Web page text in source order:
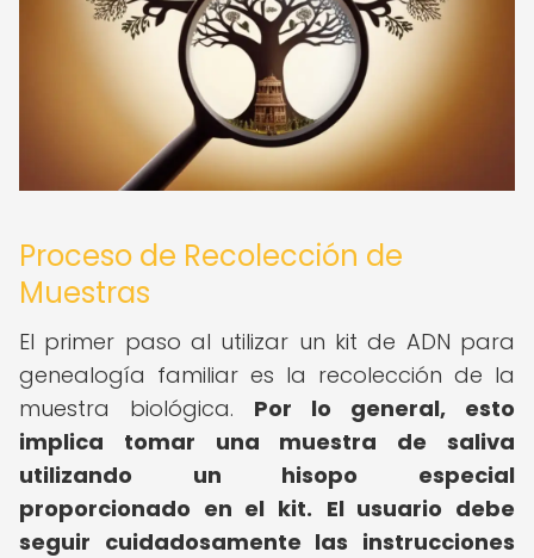
Proceso de Recolección de
Muestras
El primer paso al utilizar un kit de ADN para
genealogía familiar es la recolección de la
muestra biológica. Por lo general, esto
implica tomar una muestra de saliva
utilizando un hisopo especial
proporcionado en el kit. El usuario debe
seguir cuidadosamente las instrucciones